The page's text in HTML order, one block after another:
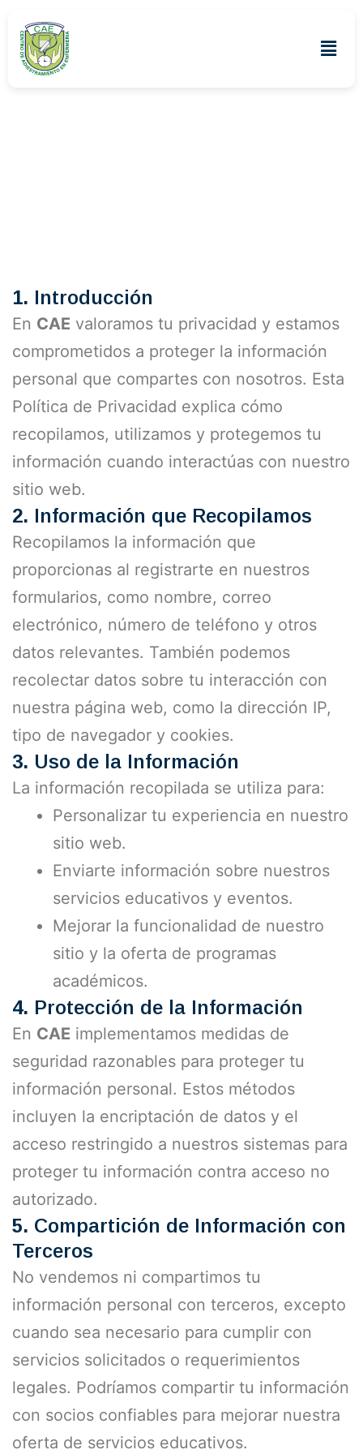
Política de
1. Introducción
En CAE valoramos tu privacidad y estamos
comprometidos a proteger la información
personal que compartes con nosotros. Esta
Política de Privacidad explica cómo
recopilamos, utilizamos y protegemos tu
información cuando interactúas con nuestro
sitio web.
2. Información que Recopilamos
Recopilamos la información que
proporcionas al registrarte en nuestros
formularios, como nombre, correo
electrónico, número de teléfono y otros
datos relevantes. También podemos
recolectar datos sobre tu interacción con
nuestra página web, como la dirección IP,
tipo de navegador y cookies.
3. Uso de la Información
La información recopilada se utiliza para:
Personalizar tu experiencia en nuestro
sitio web.
Enviarte información sobre nuestros
servicios educativos y eventos.
Mejorar la funcionalidad de nuestro
sitio y la oferta de programas
académicos.
4. Protección de la Información
En CAE implementamos medidas de
seguridad razonables para proteger tu
información personal. Estos métodos
incluyen la encriptación de datos y el
acceso restringido a nuestros sistemas para
proteger tu información contra acceso no
autorizado.
5. Compartición de Información con
Terceros
No vendemos ni compartimos tu
información personal con terceros, excepto
cuando sea necesario para cumplir con
servicios solicitados o requerimientos
legales. Podríamos compartir tu información
con socios confiables para mejorar nuestra
oferta de servicios educativos.